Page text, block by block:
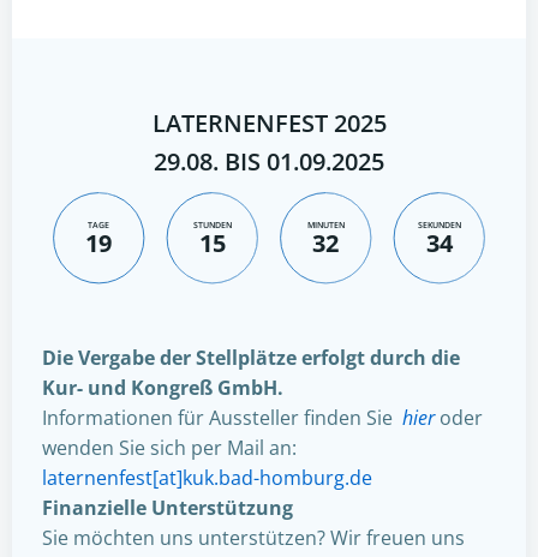
LATERNENFEST 2025
29.08. BIS 01.09.2025
TAGE
19
STUNDEN
15
MINUTEN
32
SEKUNDEN
33
Die Vergabe der Stellplätze erfolgt durch die
Kur- und Kongreß GmbH.
Informationen für Aussteller finden Sie hieroder
wenden Sie sich per Mail an:
laternenfest[at]kuk.bad-homburg.de
Finanzielle Unterstützung
Sie möchten uns unterstützen? Wir freuen uns